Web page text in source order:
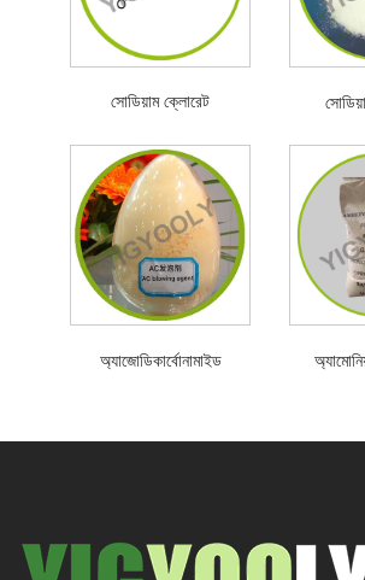
সোডিয়াম ক্লোরেট
অ্যাজোডিকার্বোনামাইড